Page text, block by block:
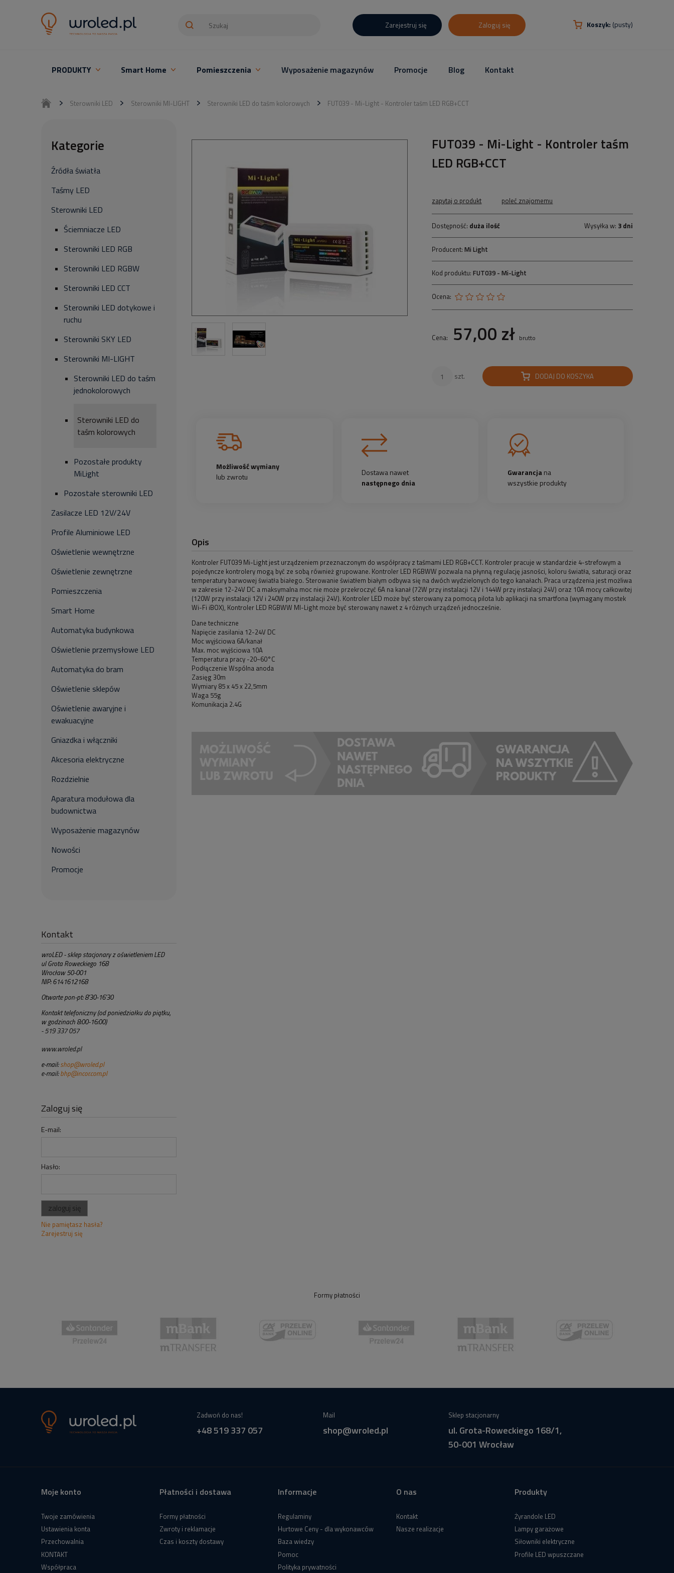
Koszyk: (pusty)
Zarejestruj się Zaloguj się
PRODUKTY Smart Home Pomieszczenia Wyposażenie magazynów Promocje Blog Kontakt
Sterowniki LED Sterowniki MI-LIGHT Sterowniki LED do taśm kolorowych FUT039 - Mi-Light - Kontroler taśm LED RGB+CCT
Kategorie
Źródła światła
Taśmy LED
Sterowniki LED
Ściemniacze LED
Sterowniki LED RGB
Sterowniki LED RGBW
Sterowniki LED CCT
Sterowniki LED dotykowe i
ruchu
Sterowniki SKY LED
Sterowniki MI-LIGHT
Sterowniki LED do taśm
jednokolorowych
Sterowniki LED do
taśm kolorowych
Pozostałe produkty
MiLight
Pozostałe sterowniki LED
Zasilacze LED 12V/24V
Profile Aluminiowe LED
Oświetlenie wewnętrzne
Oświetlenie zewnętrzne
Pomieszczenia
Smart Home
Automatyka budynkowa
Oświetlenie przemysłowe LED
Automatyka do bram
Oświetlenie sklepów
Oświetlenie awaryjne i
ewakuacyjne
Gniazdka i włączniki
Akcesoria elektryczne
Rozdzielnie
Aparatura modułowa dla
budownictwa
Wyposażenie magazynów
Nowości
Promocje
Kontakt
wroLED - sklep stacjonary z oświetleniem LED
ul Grota Roweckiego 168
Wrocław 50-001
NIP: 6141612168
Otwarte pon-pt: 8'30-16'30
Kontakt telefoniczny (od poniedziałku do piątku,
w godzinach 8:00-16:00)
- 519 337 057
www.wroled.pl
e-mail: shop@wroled.pl
e-mail:bhp@incor.com.pl
Zaloguj się
E-mail:
Hasło:
zaloguj się
Nie pamiętasz hasła?
Zarejestruj się
FUT039 - Mi-Light - Kontroler taśm
LED RGB+CCT
zapytaj o produkt poleć znajomemu
Dostępność: duża ilość Wysyłka w: 3 dni
Producent:Mi Light
Kod produktu: FUT039 - Mi-Light
Ocena:
Cena: 57,00 zł brutto
szt. DODAJ DO KOSZYKA
Możliwość wymiany
lub zwrotu
Dostawa nawet
następnego dnia
Gwarancjana
wszystkie produkty
Opis
Kontroler FUT039 Mi-Light jest urządzeniem przeznaczonym do współpracy z taśmami LED RGB+CCT. Kontroler pracuje w standardzie 4-strefowym a
pojedyncze kontrolery mogą być ze sobą również grupowane. Kontroler LED RGBWW pozwala na płynną regulację jasności, koloru światła, saturacji oraz
temperatury barwowej światła białego. Sterowanie światłem białym odbywa się na dwóch wydzielonych do tego kanałach. Praca urządzenia jest możliwa
w zakresie 12-24V DC a maksymalna moc nie może przekroczyć 6A na kanał (72W przy instalacji 12V i 144W przy instalacji 24V) oraz 10A mocy całkowitej
(120W przy instalacji 12V i 240W przy instalacji 24V). Kontroler LED może być sterowany za pomocą pilota lub aplikacji na smartfona (wymagany mostek
Wi-Fi iBOX), Kontroler LED RGBWW MI-Light może być sterowany nawet z 4 różnych urządzeń jednocześnie.
Dane techniczne
Napięcie zasilania 12-24V DC
Moc wyjściowa 6A/kanał
Max. moc wyjściowa 10A
Temperatura pracy -20~60°C
Podłączenie Wspólna anoda
Zasięg 30m
Wymiary 85 x 45 x 22,5mm
Waga 55g
Komunikacja 2.4G
Formy płatności
Zadwoń do nas!
+48 519 337 057
Mail
shop@wroled.pl
Sklep stacjonarny
ul. Grota-Roweckiego 168/1,
50-001 Wrocław
Moje konto
Twoje zamówienia
Ustawienia konta
Przechowalnia
KONTAKT
Współpraca
Płatności i dostawa
Formy płatności
Zwroty i reklamacje
Czas i koszty dostawy
Informacje
Regulaminy
Hurtowe Ceny - dla wykonawców
Baza wiedzy
Pomoc
Polityka prywatności
O nas
Kontakt
Nasze realizacje
Produkty
Żyrandole LED
Lampy garażowe
Siłowniki elektryczne
Profile LED wpuszczane